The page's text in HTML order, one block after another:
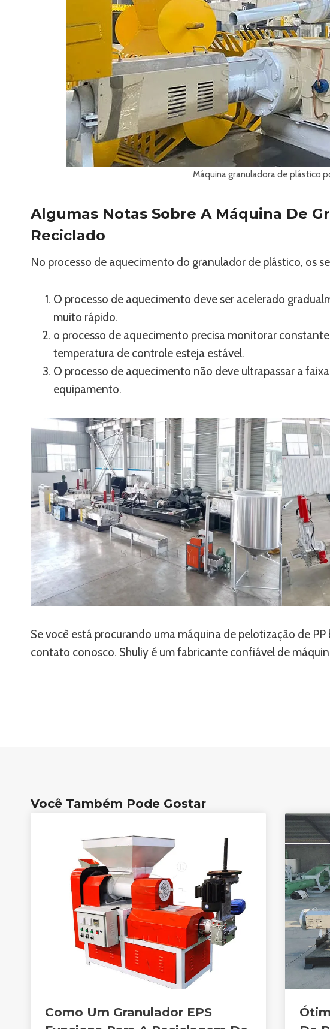
Máquina granuladora de plástico
Algumas Notas Sobre A Máquina De
Reciclado
No processo de aquecimento do granulador de plástico, os
O processo de aquecimento deve ser acelerado
muito rápido.
o processo de aquecimento precisa monitorar
temperatura de controle esteja estável.
O processo de aquecimento não deve ultrapassar a
equipamento.
Se você está procurando uma máquina de pelotização de
contato conosco. Shuliy é um fabricante confiável de
Você Também Pode Gostar
Como Um Granulador EPS